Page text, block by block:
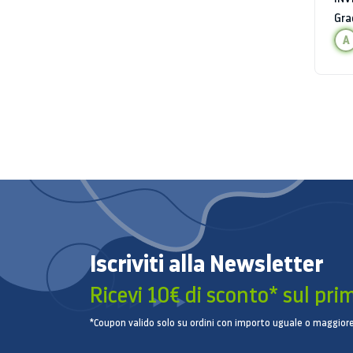
A
Iscriviti alla Newsletter
Ricevi 10€ di sconto* sul
*Coupon valido solo su ordini con importo uguale o